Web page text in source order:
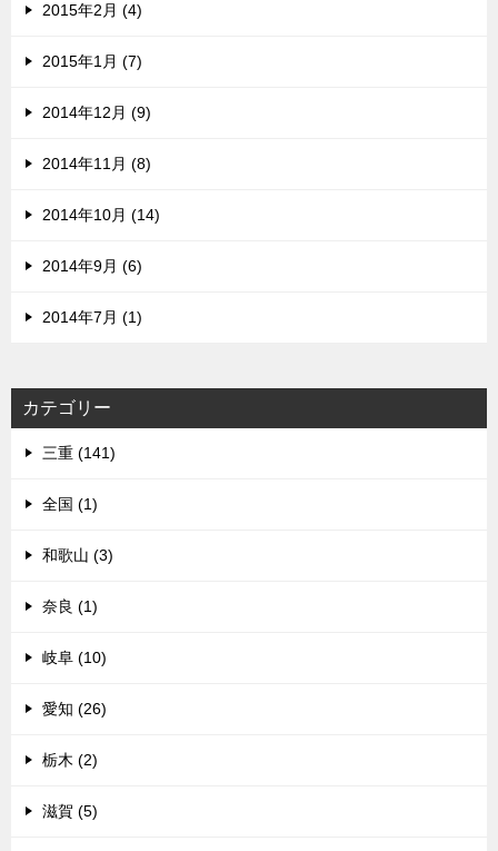
2015年2月 (4)
2015年1月 (7)
2014年12月 (9)
2014年11月 (8)
2014年10月 (14)
2014年9月 (6)
2014年7月 (1)
カテゴリー
三重 (141)
全国 (1)
和歌山 (3)
奈良 (1)
岐阜 (10)
愛知 (26)
栃木 (2)
滋賀 (5)